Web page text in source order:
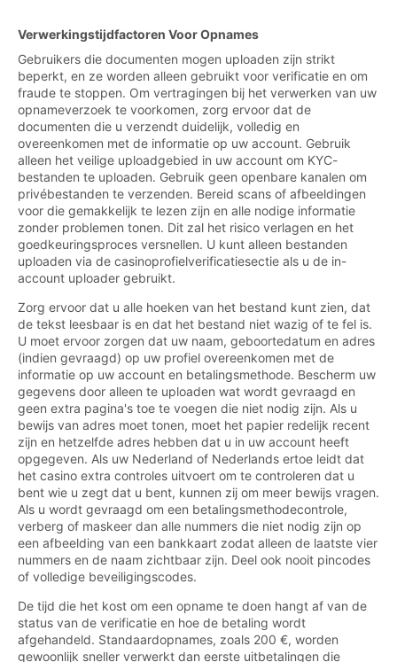
Verwerkingstijdfactoren Voor Opnames
Gebruikers die documenten mogen uploaden zijn strikt
beperkt, en ze worden alleen gebruikt voor verificatie en om
fraude te stoppen. Om vertragingen bij het verwerken van uw
opnameverzoek te voorkomen, zorg ervoor dat de
documenten die u verzendt duidelijk, volledig en
overeenkomen met de informatie op uw account. Gebruik
alleen het veilige uploadgebied in uw account om KYC-
bestanden te uploaden. Gebruik geen openbare kanalen om
privébestanden te verzenden. Bereid scans of afbeeldingen
voor die gemakkelijk te lezen zijn en alle nodige informatie
zonder problemen tonen. Dit zal het risico verlagen en het
goedkeuringsproces versnellen. U kunt alleen bestanden
uploaden via de casinoprofielverificatiesectie als u de in-
account uploader gebruikt.
Zorg ervoor dat u alle hoeken van het bestand kunt zien, dat
de tekst leesbaar is en dat het bestand niet wazig of te fel is.
U moet ervoor zorgen dat uw naam, geboortedatum en adres
(indien gevraagd) op uw profiel overeenkomen met de
informatie op uw account en betalingsmethode. Bescherm uw
gegevens door alleen te uploaden wat wordt gevraagd en
geen extra pagina's toe te voegen die niet nodig zijn. Als u
bewijs van adres moet tonen, moet het papier redelijk recent
zijn en hetzelfde adres hebben dat u in uw account heeft
opgegeven. Als uw Nederland of Nederlands ertoe leidt dat
het casino extra controles uitvoert om te controleren dat u
bent wie u zegt dat u bent, kunnen zij om meer bewijs vragen.
Als u wordt gevraagd om een betalingsmethodecontrole,
verberg of maskeer dan alle nummers die niet nodig zijn op
een afbeelding van een bankkaart zodat alleen de laatste vier
nummers en de naam zichtbaar zijn. Deel ook nooit pincodes
of volledige beveiligingscodes.
De tijd die het kost om een opname te doen hangt af van de
status van de verificatie en hoe de betaling wordt
afgehandeld. Standaardopnames, zoals 200 €, worden
gewoonlijk sneller verwerkt dan eerste uitbetalingen die